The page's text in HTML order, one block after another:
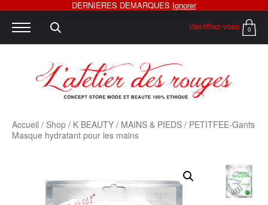
Identifiez-vous 0
Accueil / Shop / K BEAUTY / MAINS & PIEDS / PETITFEE-Gants
Masque hydratant pour les mains
DERNIERES DEMARQUES Ignorer